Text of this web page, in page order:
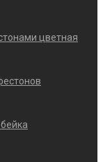
цветная